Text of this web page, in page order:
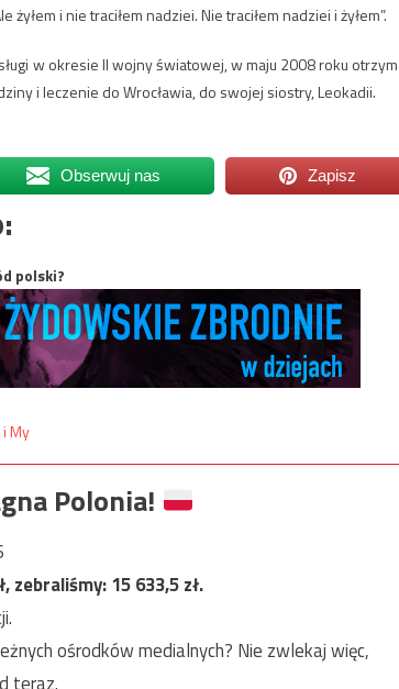
i nie traciłem nadziei. Nie traciłem nadziei i żyłem”.
w okresie II wojny światowej, w maju 2008 roku
i leczenie do Wrocławia, do swojej siostry, Leokadii.
Obserwuj nas Zapisz
polski?
Polonia!
zebraliśmy:15 633,5zł.
ośrodków medialnych? Nie zwlekaj więc,